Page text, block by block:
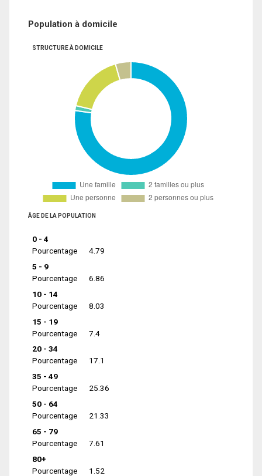
Population à domicile
STRUCTURE À DOMICILE
ÂGE DE LA POPULATION
0 - 4
Pourcentage
4.79
5 - 9
Pourcentage
6.86
10 - 14
Pourcentage
8.03
15 - 19
Pourcentage
7.4
20 - 34
Pourcentage
17.1
35 - 49
Pourcentage
25.36
50 - 64
Pourcentage
21.33
65 - 79
Pourcentage
7.61
80+
Pourcentage
1.52